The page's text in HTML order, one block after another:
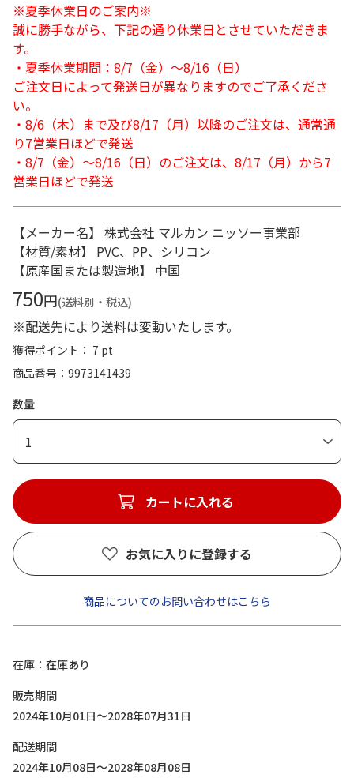
※夏季休業日のご案内※
誠に勝手ながら、下記の通り休業日とさせていただきま
す。
・夏季休業期間：8/7（金）～8/16（日）
ご注文日によって発送日が異なりますのでご了承くださ
い。
・8/6（木）まで及び8/17（月）以降のご注文は、通常通
り7営業日ほどで発送
・8/7（金）～8/16（日）のご注文は、8/17（月）から7
営業日ほどで発送
【メーカー名】 株式会社 マルカン ニッソー事業部
【材質/素材】 PVC、PP、シリコン
【原産国または製造地】 中国
750円(送料別・税込)
※配送先により送料は変動いたします。
獲得ポイント： 7 pt
商品番号
9973141439
数量
1
カートに入れる
お気に入りに登録する
商品についてのお問い合わせはこちら
在庫
在庫あり
販売期間
2024年10月01日～2028年07月31日
配送期間
2024年10月08日～2028年08月08日